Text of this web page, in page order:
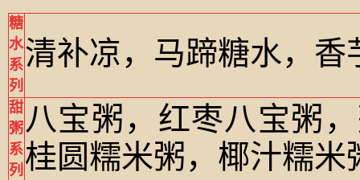
糖
水
系
列
清补凉，马蹄糖水，
甜
粥
系
列
八宝粥，红枣八宝粥
桂圆糯米粥，椰汁糯米